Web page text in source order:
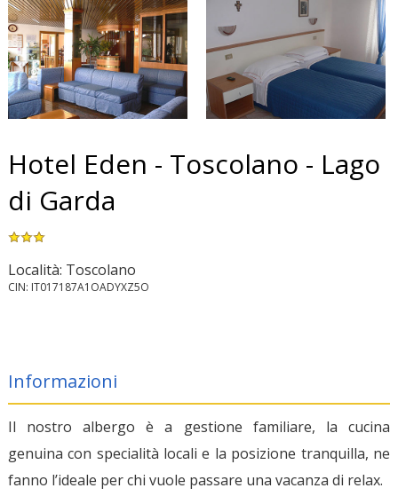
Hotel Eden - Toscolano - Lago
di Garda
Località: Toscolano
CIN: IT017187A1OADYXZ5O
Informazioni
Il nostro albergo è a gestione familiare, la cucina
genuina con specialità locali e la posizione tranquilla, ne
fanno l’ideale per chi vuole passare una vacanza di relax.